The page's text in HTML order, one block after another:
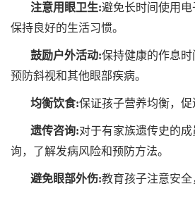
注意用眼卫生:避免长时间使用电
保持良好的生活习惯。
鼓励户外活动:保持健康的作息
预防斜视和其他眼部疾病。
均衡饮食:保证孩子营养均衡，促
遗传咨询:对于有家族遗传史的
询，了解发病风险和预防方法。
避免眼部外伤:教育孩子注意安全